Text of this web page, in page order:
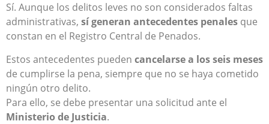
Sí. Aunque los delitos leves no son considerados faltas
administrativas, sí generan antecedentes penales que
constan en el Registro Central de Penados.
Estos antecedentes pueden cancelarse a los seis meses
de cumplirse la pena, siempre que no se haya cometido
ningún otro delito.
Para ello, se debe presentar una solicitud ante el
Ministerio de Justicia.